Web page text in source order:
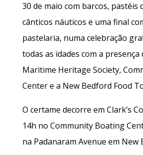
30 de maio com barcos, pastéis
cânticos náuticos e uma final
pastelaria, numa celebração
todas as idades com a presença
Maritime Heritage Society,
Center e a New Bedford Food
O certame decorre em Clark’s
14h no Community Boating
na Padanaram Avenue em New